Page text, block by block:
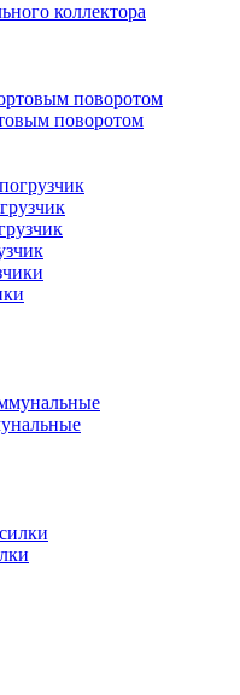
коллектора
поворотом